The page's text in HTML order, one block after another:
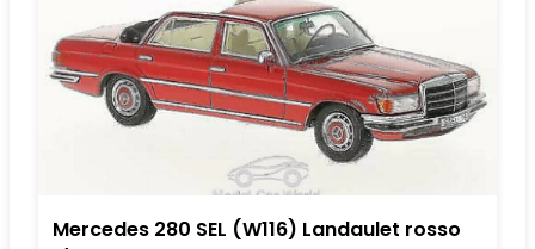
Mercedes 280 SEL (W116) Landaulet rosso